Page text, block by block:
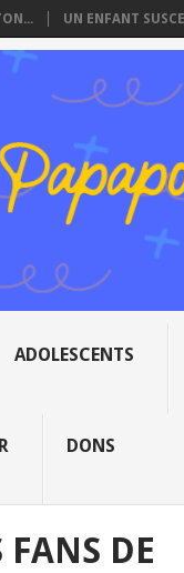
UN ENFANT
ADOLESCENTS
DONS
DE